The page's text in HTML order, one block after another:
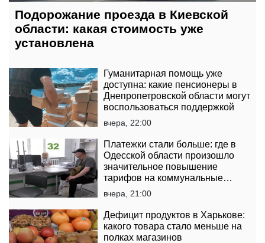
Подорожание проезда в Киевской
области: какая стоимость уже
установлена
Гуманитарная помощь уже
доступна: какие пенсионеры в
Днепропетровской области могут
воспользоваться поддержкой
вчера, 22:00
Платежки стали больше: где в
Одесской области произошло
значительное повышение
тарифов на коммунальные
услуги
вчера, 21:00
Дефицит продуктов в Харькове:
какого товара стало меньше на
полках магазинов